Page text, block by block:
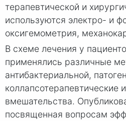
терапевтической и
используются электро- и
оксигемометрия,
В схеме лечения у
применялись различные
антибактериальной,
коллапсотерапевтические
вмешательства.
посвященная вопросам